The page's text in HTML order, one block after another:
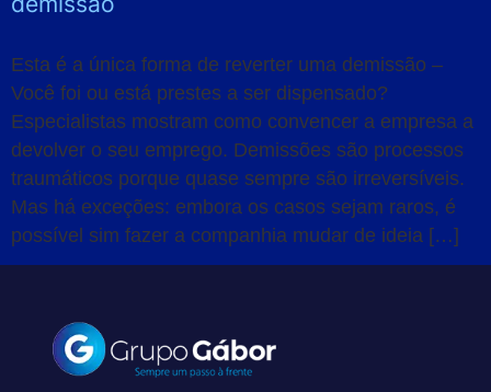
Esta é a única forma de reverter uma demissão –
Você foi ou está prestes a ser dispensado?
Especialistas mostram como convencer a empresa a
devolver o seu emprego. Demissões são processos
traumáticos porque quase sempre são irreversíveis.
Mas há exceções: embora os casos sejam raros, é
possível sim fazer a companhia mudar de ideia […]